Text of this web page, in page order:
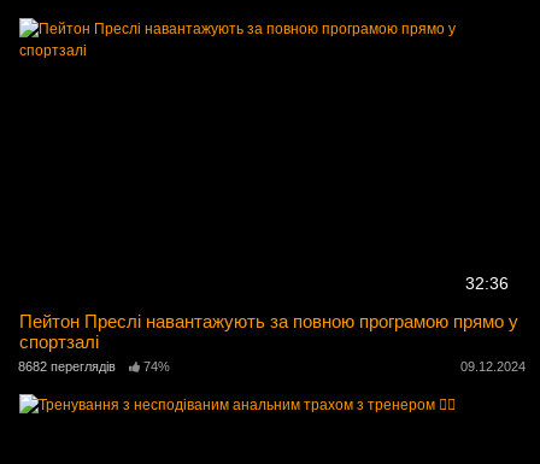
32:36
Пейтон Преслі навантажують за повною програмою прямо у
спортзалі
8682 переглядів 74% 09.12.2024